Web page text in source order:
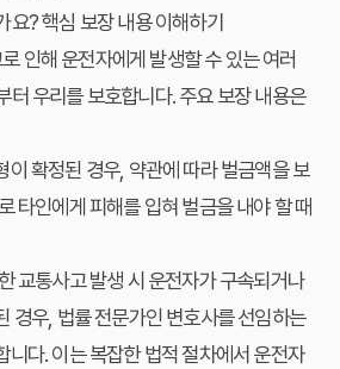
요? 핵심 보장 내용 이해하기
인해 운전자에게 발생할 수 있는 여러
터 우리를 보호합니다. 주요 보장 내용은
이 확정된 경우, 약관에 따라 벌금액을 보
타인에게 피해를 입혀 벌금을 내야 할 때
교통사고 발생 시 운전자가 구속되거나
경우, 법률 전문가인 변호사를 선임하는
니다. 이는 복잡한 법적 절차에서 운전자